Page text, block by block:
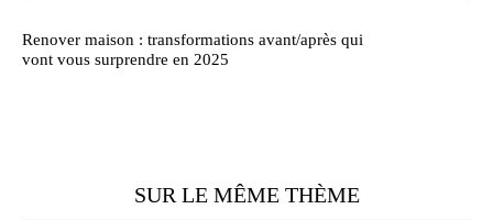
Renover maison : transformations avant/après qui
vont vous surprendre en 2025
SUR LE MÊME THÈME